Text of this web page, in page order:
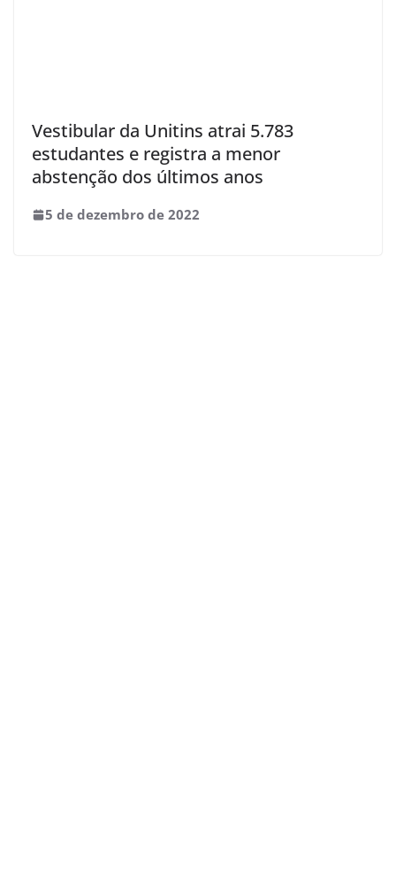
Vestibular da Unitins atrai 5.783
estudantes e registra a menor
abstenção dos últimos anos
5 de dezembro de 2022